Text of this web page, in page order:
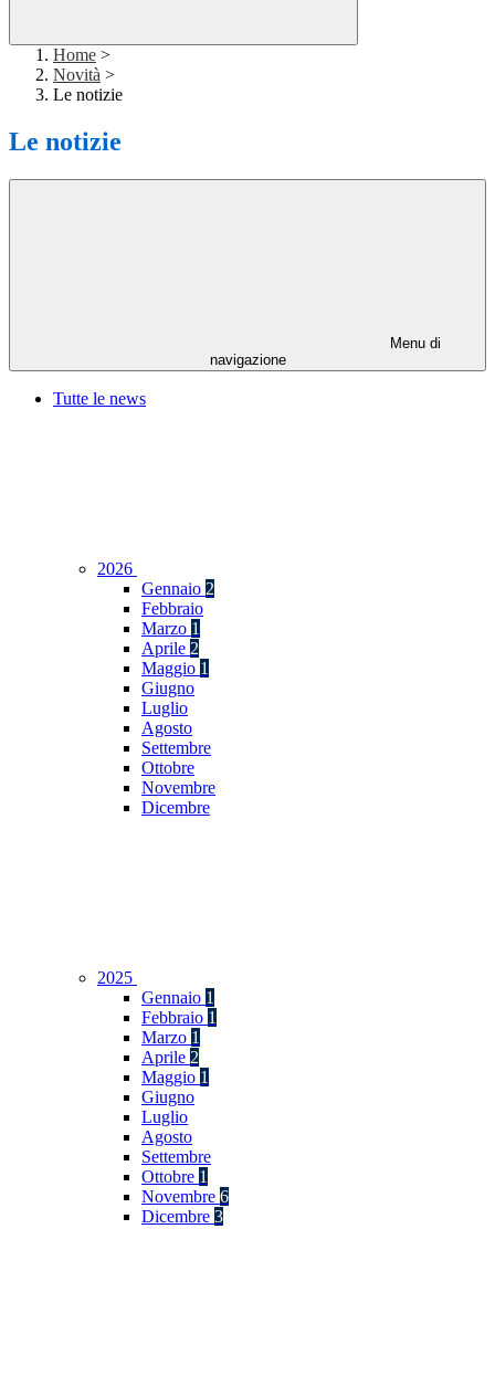
Home >
Novità >
Le notizie
Le notizie
Menu di
navigazione
Tutte le news
2026
Gennaio 2
Febbraio
Marzo 1
Aprile 2
Maggio 1
Giugno
Luglio
Agosto
Settembre
Ottobre
Novembre
Dicembre
2025
Gennaio 1
Febbraio 1
Marzo 1
Aprile 2
Maggio 1
Giugno
Luglio
Agosto
Settembre
Ottobre 1
Novembre 6
Dicembre 3